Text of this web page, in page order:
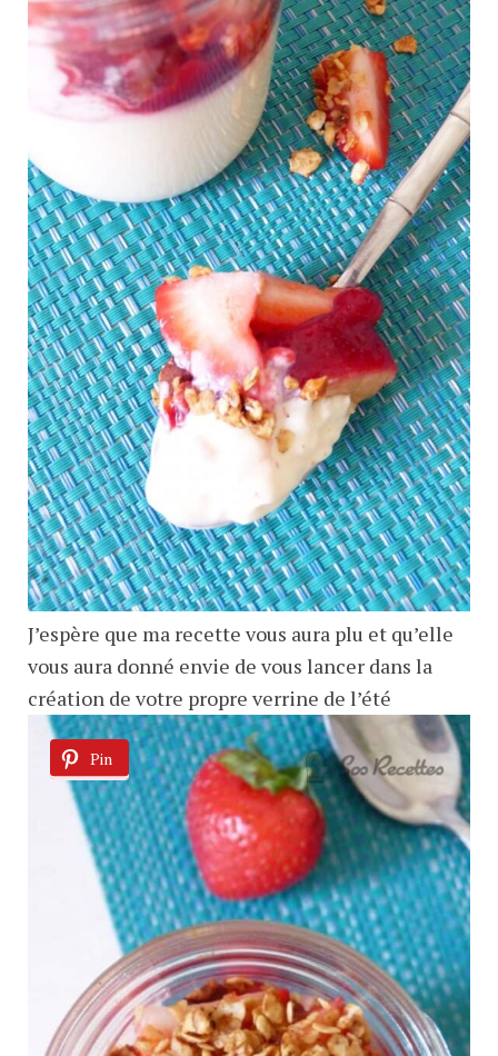
J’espère que ma recette vous aura plu et qu’elle
vous aura donné envie de vous lancer dans la
création de votre propre verrine de l’été
Pin